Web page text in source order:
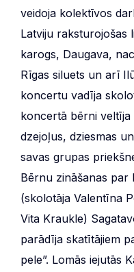
veidoja kolektīvos
Latviju raksturojošas
karogs, Daugava,
Rīgas siluets un arī
koncertu vadīja
koncertā bērni veltīja
dzejoļus, dziesmas
savas grupas
Bērnu zināšanas par
(skolotāja Valentīna
Vita Kraukle)
parādīja skatītājiem
pele”. Lomās iejutās